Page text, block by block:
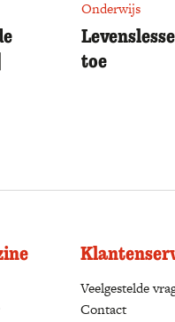
Onderwijs
toe
in a new tab)Veelgestelde
Contact